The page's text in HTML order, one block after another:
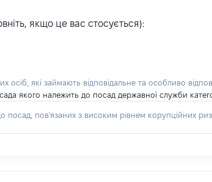
якщо це вас стосується):
які займають відповідальне та особливо
якого належить до посад державної служби
пов'язаних з високим рівнем корупційних